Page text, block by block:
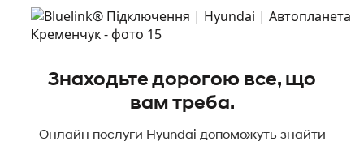
Знаходьте дорогою все, що
вам треба.
Онлайн послуги Hyundai допоможуть знайти